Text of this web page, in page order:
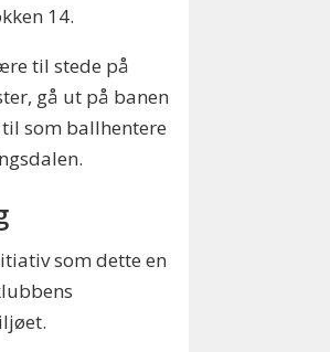
14.
til stede på
gå ut på banen
som ballhentere
som dette en